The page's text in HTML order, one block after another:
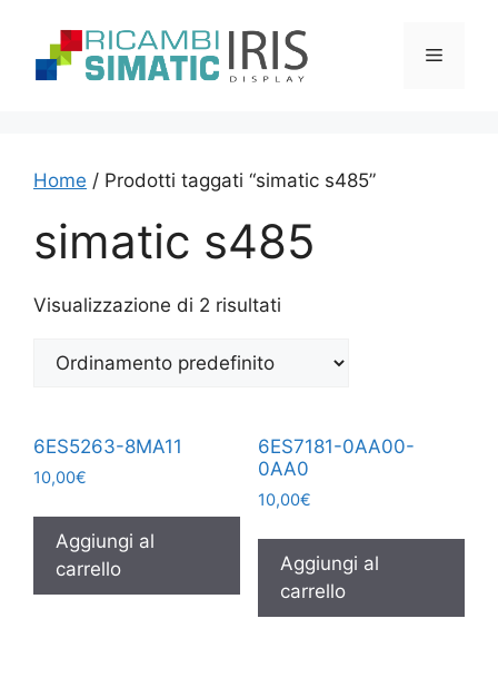
contenuto
Menu
Home / Prodotti taggati “simatic s485”
simatic s485
Visualizzazione di 2 risultati
6ES5263-8MA11
10,00€
Aggiungi al
carrello
6ES7181-0AA00-
0AA0
10,00€
Aggiungi al
carrello